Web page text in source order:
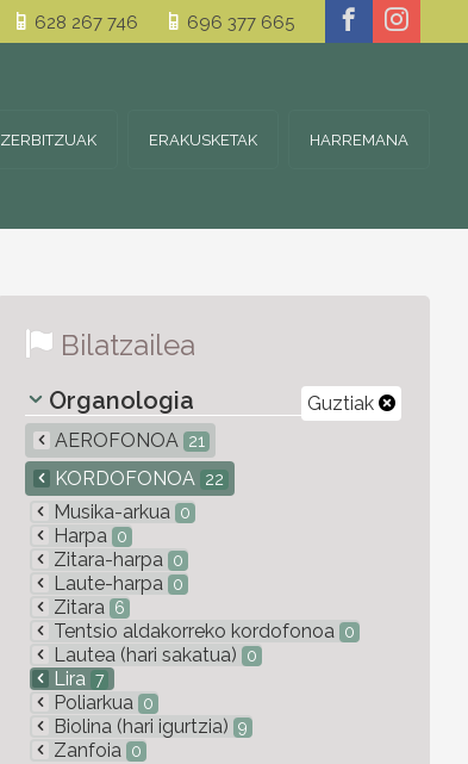
628 267 746 696 377 665
ZERBITZUAK ERAKUSKETAK HARREMANA
Bilatzailea
Guztiak
Organologia
AEROFONOA 21
KORDOFONOA 22
Musika-arkua 0
Harpa 0
Zitara-harpa 0
Laute-harpa 0
Zitara 6
Tentsio aldakorreko kordofonoa 0
Lautea (hari sakatua) 0
Lira 7
Poliarkua 0
Biolina (hari igurtzia) 9
Zanfoia 0